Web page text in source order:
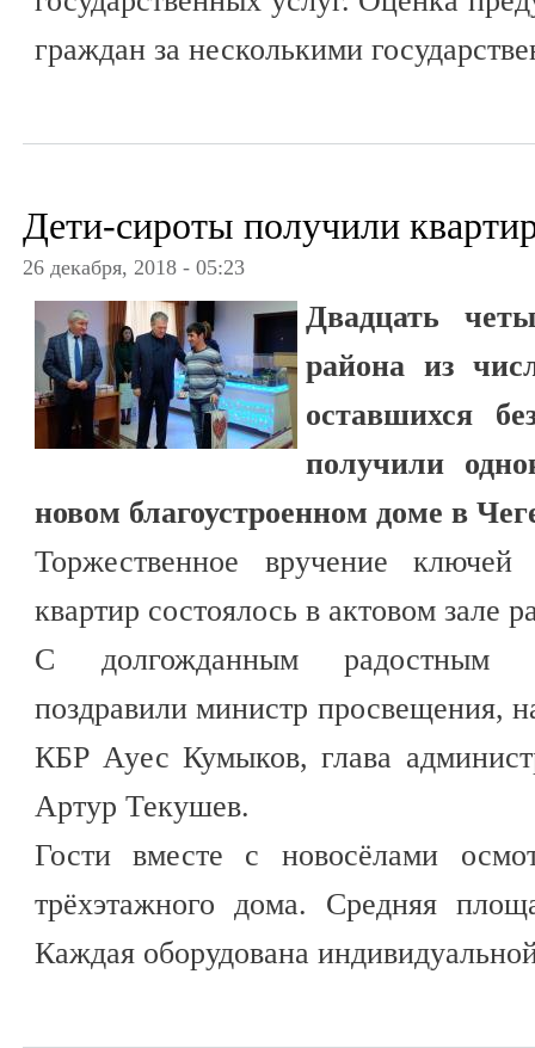
граждан за несколькими
Дети-сироты получили
26 декабря, 2018 - 05:23
Двадцать
района из
оставшихся
получили
новом благоустроенном доме в
Торжественное вручение ключей
квартир состоялось в актовом зале
С долгожданным радостным
поздравили министр просвещения,
КБР Ауес Кумыков, глава
Артур Текушев.
Гости вместе с новосёлами
трёхэтажного дома. Средняя
Каждая оборудована